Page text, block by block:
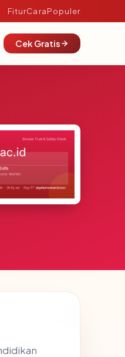
FiturCaraPopuler
Cek Gratis